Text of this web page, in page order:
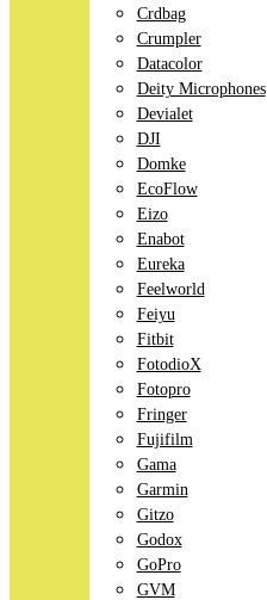
Crdbag
Crumpler
Datacolor
Deity Microphones
Devialet
DJI
Domke
EcoFlow
Eizo
Enabot
Eureka
Feelworld
Feiyu
Fitbit
FotodioX
Fotopro
Fringer
Fujifilm
Gama
Garmin
Gitzo
Godox
GoPro
GVM